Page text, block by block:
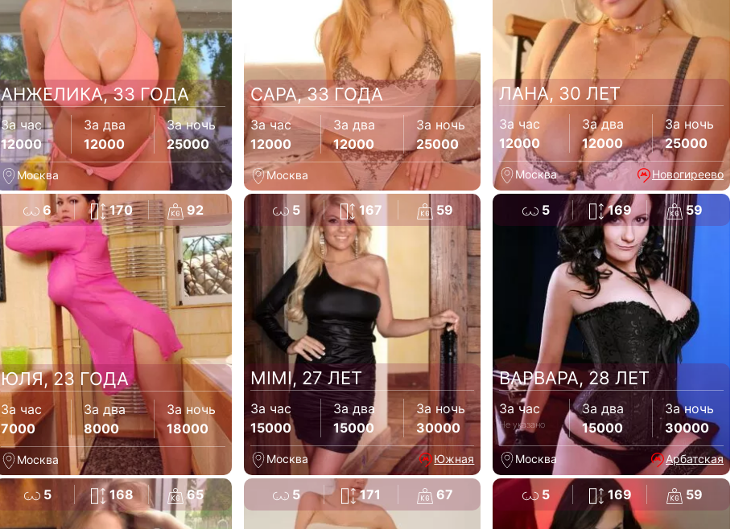
АНЖЕЛИКА, 33 ГОДА
За час
12000
За два
12000
За ночь
25000
Москва
САРА, 33 ГОДА
За час
12000
За два
12000
За ночь
25000
Москва
ЛАНА, 30 ЛЕТ
За час
12000
За два
12000
За ночь
25000
Москва Новогиреево
6 170 92
ЮЛЯ, 23 ГОДА
За час
7000
За два
8000
За ночь
18000
Москва
5 167 59
MIMI, 27 ЛЕТ
За час
15000
За два
15000
За ночь
30000
Москва Южная
5 169 59
ВАРВАРА, 28 ЛЕТ
За час
Не указано
За два
15000
За ночь
30000
Москва Арбатская
5 168 65 5 171 67 5 169 59